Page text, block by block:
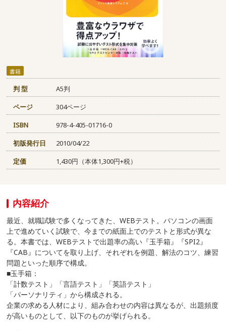
書籍
判 型
A5判
ページ
304ページ
ISBN
978-4-405-01716-0
初版発行日
2010/04/22
定価
1,430円（本体1,300円+税）
内容紹介
最近、就職試験で多くなってきた、WEBテスト。パソコンの画面
上で進めていく試験で、今までの紙面上でのテストと形式が異な
る。本書では、WEBテストで出題率の高い『玉手箱』『SPI2』
『CAB』についてを取り上げ、それぞれを例題、解法のコツ、練習
問題といった順序で構成。
■玉手箱：
「計数テスト」「言語テスト」「英語テスト」
「パーソナリティ」から構成される。
企業の求める人材により、組み合わせの内容は異なるが、出題頻度
が高いものとして、以下のものが挙げられる。